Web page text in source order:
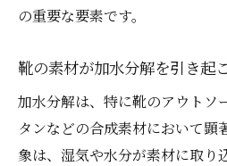
の重要な要素です。
靴の素材が加水分解を引き起
加水分解は、特に靴のアウトソ
タンなどの合成素材において顕
象は、湿気や水分が素材に取り